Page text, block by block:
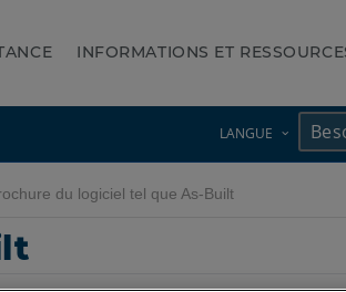
INFORMATIONS ET
LANGUE
du logiciel tel que As-Built